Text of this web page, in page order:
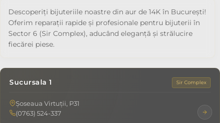
Descoperiți bijuteriile noastre din aur de 14K în București!
Oferim reparații rapide și profesionale pentru bijuterii în
Sector 6 (Sir Complex), aducând eleganță și strălucire
fiecărei piese.
Sucursala 1 Sir Complex
Șoseaua Virtuții, P31
(0763) 524-337